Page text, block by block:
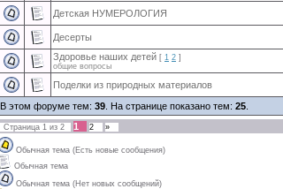
Детская НУМЕРОЛОГИЯ
Десерты
Здоровье наших детей [ 1 2 ]
общие вопросы
Поделки из природных материалов
В этом форуме тем: 39 . На странице показано тем: 25
Страница 1 из 2 1 2 »
Обычная тема (Есть новые сообщения)
Обычная тема
Обычная тема (Нет новых сообщений)